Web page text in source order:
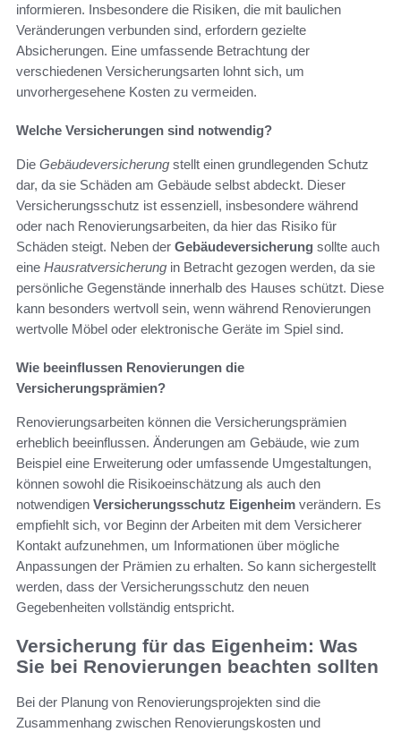
informieren. Insbesondere die Risiken, die mit baulichen
Veränderungen verbunden sind, erfordern gezielte
Absicherungen. Eine umfassende Betrachtung der
verschiedenen Versicherungsarten lohnt sich, um
unvorhergesehene Kosten zu vermeiden.
Welche Versicherungen sind notwendig?
Die Gebäudeversicherung stellt einen grundlegenden Schutz
dar, da sie Schäden am Gebäude selbst abdeckt. Dieser
Versicherungsschutz ist essenziell, insbesondere während
oder nach Renovierungsarbeiten, da hier das Risiko für
Schäden steigt. Neben der Gebäudeversicherung sollte auch
eine Hausratversicherung in Betracht gezogen werden, da sie
persönliche Gegenstände innerhalb des Hauses schützt. Diese
kann besonders wertvoll sein, wenn während Renovierungen
wertvolle Möbel oder elektronische Geräte im Spiel sind.
Wie beeinflussen Renovierungen die
Versicherungsprämien?
Renovierungsarbeiten können die Versicherungsprämien
erheblich beeinflussen. Änderungen am Gebäude, wie zum
Beispiel eine Erweiterung oder umfassende Umgestaltungen,
können sowohl die Risikoeinschätzung als auch den
notwendigen Versicherungsschutz Eigenheim verändern. Es
empfiehlt sich, vor Beginn der Arbeiten mit dem Versicherer
Kontakt aufzunehmen, um Informationen über mögliche
Anpassungen der Prämien zu erhalten. So kann sichergestellt
werden, dass der Versicherungsschutz den neuen
Gegebenheiten vollständig entspricht.
Versicherung für das Eigenheim: Was
Sie bei Renovierungen beachten sollten
Bei der Planung von Renovierungsprojekten sind die
Zusammenhang zwischen Renovierungskosten und